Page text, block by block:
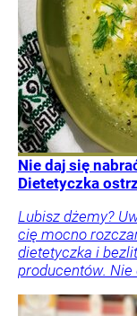
Nie daj się
Dietetyczka
Lubisz dżemy?
cię mocno
dietetyczka i
producentów. Nie